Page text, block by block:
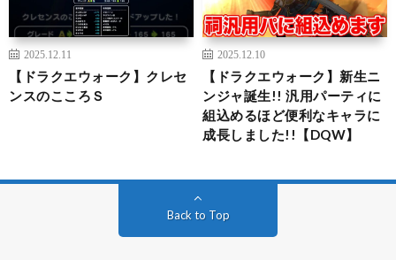
2025.12.11
【ドラクエウォーク】クレセ
ンスのこころＳ
2025.12.10
【ドラクエウォーク】新生ニ
ンジャ誕生!! 汎用パーティに
組込めるほど便利なキャラに
成長しました!!【DQW】
Back to Top